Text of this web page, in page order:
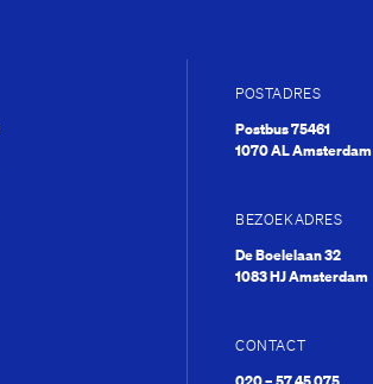
What’s next?
POSTADRES
Postbus 75461
1070 AL Amsterdam
BEZOEKADRES
De Boelelaan 32
1083 HJ Amsterdam
CONTACT